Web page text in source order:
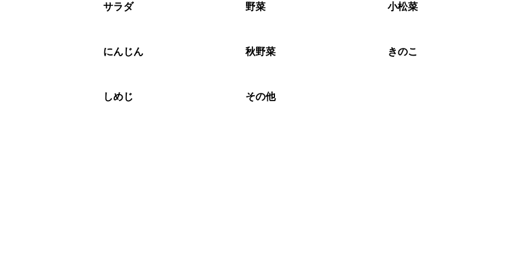
※日持ちは目安です。
サラダ 野菜 小松菜
にんじん 秋野菜 きのこ
しめじ その他